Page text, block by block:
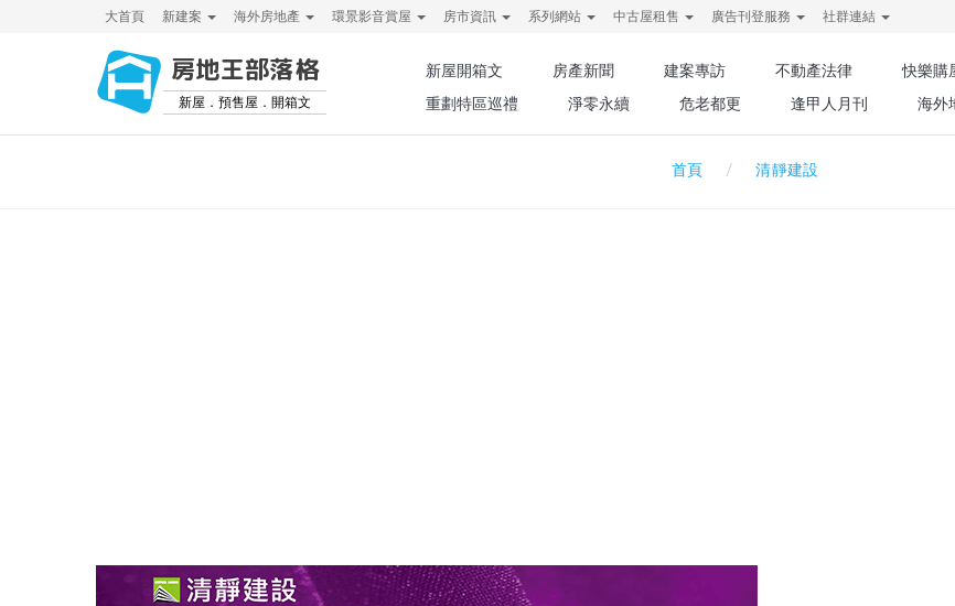
大首頁 新建案 海外房地產 環景影音賞屋 房市資訊 系列網站 中古屋租售 廣告刊登服務 社群連結
房地王部落格
新屋．預售屋．開箱文
新屋開箱文 房產新聞 建案專訪 不動產法律 快樂購
重劃特區巡禮
淨零永續 危老都更 逢甲人月刊 海外
首頁 清靜建設